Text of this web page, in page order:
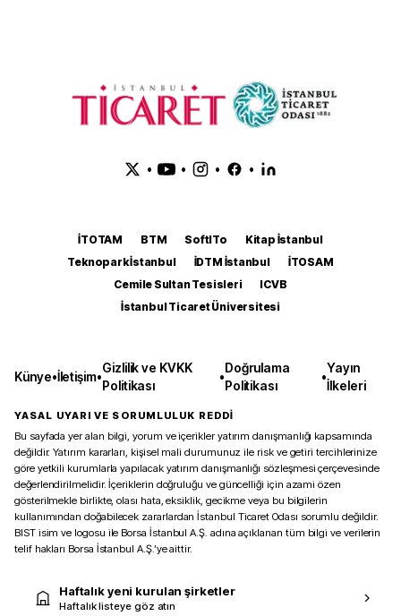
• • • •
İTOTAM BTM SoftITo
Kitap İstanbul
Teknopark İstanbul
İDTM İstanbul
İTOSAM
Cemile Sultan Tesisleri
ICVB
İstanbul Ticaret Üniversitesi
Künye•İletişim•
Gizlilik ve KVKK
Politikası
•
Doğrulama
Politikası
•
Yayın
İlkeleri
YASAL UYARI VE SORUMLULUK REDDİ
Bu sayfada yer alan bilgi, yorum ve içerikler yatırım danışmanlığı kapsamında
değildir. Yatırım kararları, kişisel mali durumunuz ile risk ve getiri tercihlerinize
göre yetkili kurumlarla yapılacak yatırım danışmanlığı sözleşmesi çerçevesinde
değerlendirilmelidir. İçeriklerin doğruluğu ve güncelliği için azami özen
gösterilmekle birlikte, olası hata, eksiklik, gecikme veya bu bilgilerin
kullanımından doğabilecek zararlardan İstanbul Ticaret Odası sorumlu değildir.
BIST isim ve logosu ile Borsa İstanbul A.Ş. adına açıklanan tüm bilgi ve verilerin
telif hakları Borsa İstanbul A.Ş.’ye aittir.
Haftalık yeni kurulan şirketler
Haftalık listeye göz atın